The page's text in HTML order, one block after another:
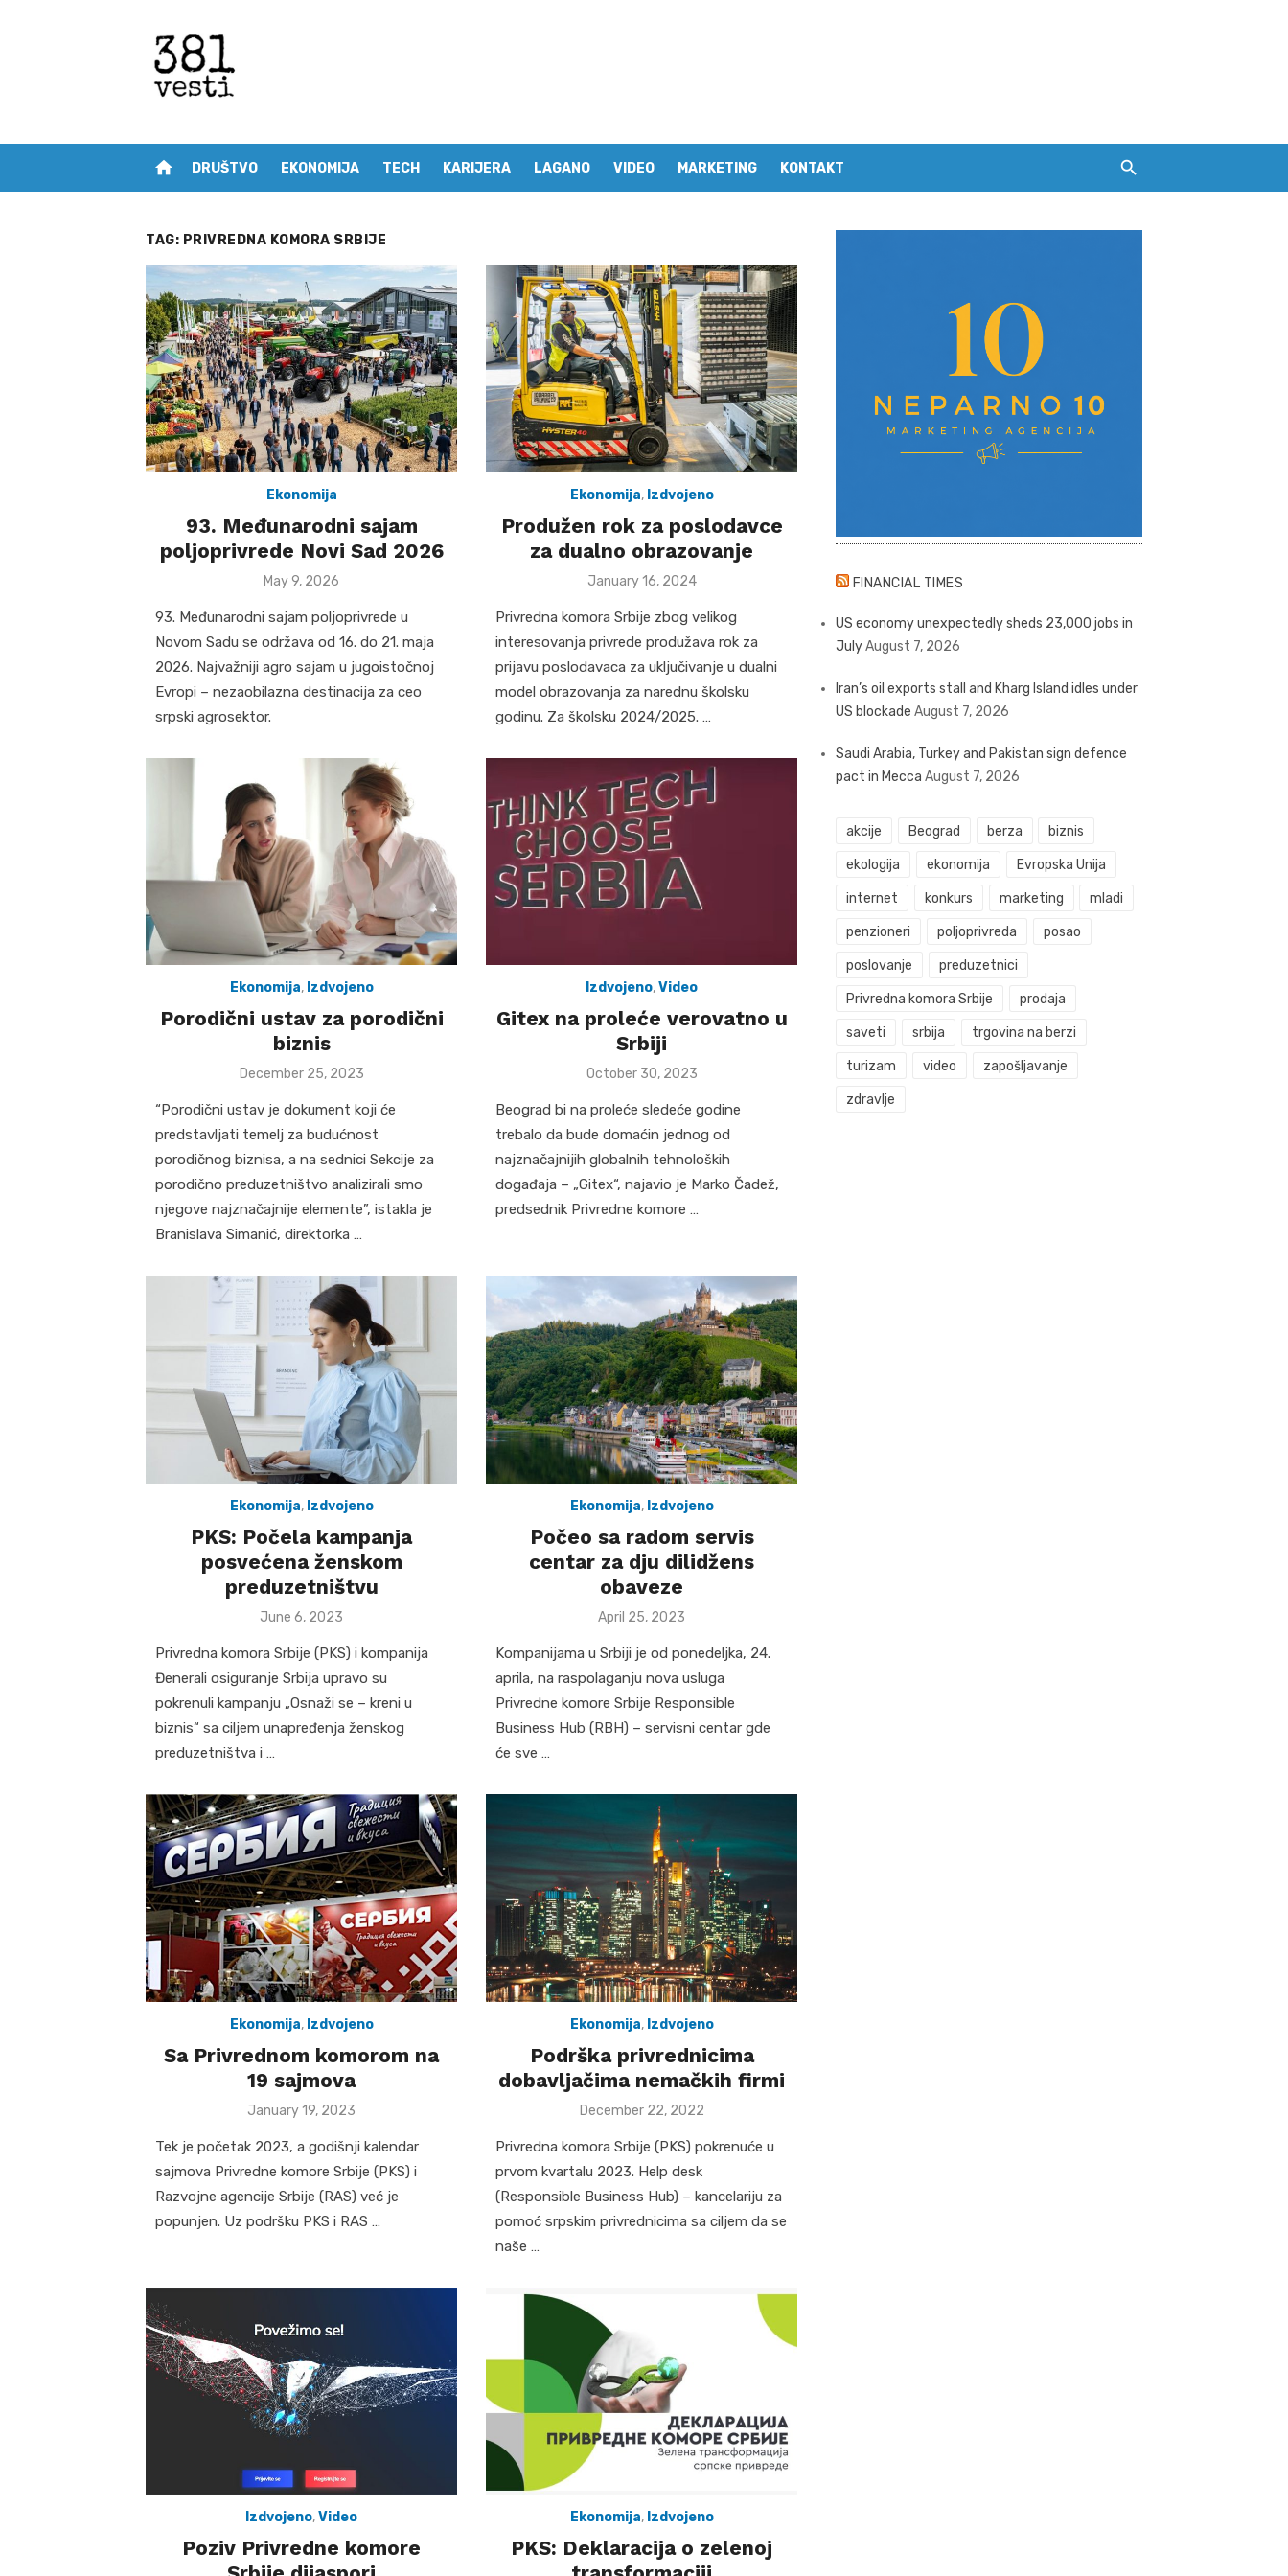
home DRUŠTVO EKONOMIJA TECH KARIJERA LAGANO VIDEO MARKETING KONTAKT
TAG: PRIVREDNA KOMORA SRBIJE
Ekonomija
93. Međunarodni sajam
poljoprivrede Novi Sad 2026
Posted
May 9, 2026
93. Međunarodni sajam poljoprivrede u
Novom Sadu se održava od 16. do 21. maja
2026. Najvažniji agro sajam u jugoistočnoj
Evropi – nezaobilazna destinacija za ceo
srpski agrosektor.
Ekonomija, Izdvojeno
Produžen rok za poslodavce
za dualno obrazovanje
Posted
January 16, 2024
Privredna komora Srbije zbog velikog
interesovanja privrede produžava rok za
prijavu poslodavaca za uključivanje u dualni
model obrazovanja za narednu školsku
godinu. Za školsku 2024/2025. …
Ekonomija, Izdvojeno
Porodični ustav za porodični
biznis
Posted
December 25, 2023
“Porodični ustav je dokument koji će
predstavljati temelj za budućnost
porodičnog biznisa, a na sednici Sekcije za
porodično preduzetništvo analizirali smo
njegove najznačajnije elemente”, istakla je
Branislava Simanić, direktorka …
Izdvojeno,Video
Gitex na proleće verovatno u
Srbiji
Posted
October 30, 2023
Beograd bi na proleće sledeće godine
trebalo da bude domaćin jednog od
najznačajnijih globalnih tehnoloških
događaja – „Gitex“, najavio je Marko Čadež,
predsednik Privredne komore …
Ekonomija, Izdvojeno
PKS: Počela kampanja
posvećena ženskom
preduzetništvu
Posted
June 6, 2023
Privredna komora Srbije (PKS) i kompanija
Đenerali osiguranje Srbija upravo su
pokrenuli kampanju „Osnaži se – kreni u
biznis“ sa ciljem unapređenja ženskog
preduzetništva i …
Ekonomija, Izdvojeno
Počeo sa radom servis
centar za dju dilidžens
obaveze
Posted
April 25, 2023
Kompanijama u Srbiji je od ponedeljka, 24.
aprila, na raspolaganju nova usluga
Privredne komore Srbije Responsible
Business Hub (RBH) – servisni centar gde
će sve …
Ekonomija, Izdvojeno
Sa Privrednom komorom na
19 sajmova
Posted
January 19, 2023
Tek je početak 2023, a godišnji kalendar
sajmova Privredne komore Srbije (PKS) i
Razvojne agencije Srbije (RAS) već je
popunjen. Uz podršku PKS i RAS …
Ekonomija, Izdvojeno
Podrška privrednicima
dobavljačima nemačkih firmi
Posted
December 22, 2022
Privredna komora Srbije (PKS) pokrenuće u
prvom kvartalu 2023. Help desk
(Responsible Business Hub) – kancelariju za
pomoć srpskim privrednicima sa ciljem da se
naše …
Izdvojeno,Video
Poziv Privredne komore
Ekonomija, Izdvojeno
PKS: Deklaracija o zelenoj
FINANCIAL TIMES
US economy unexpectedly sheds 23,000 jobs in
JulyAugust 7, 2026
Iran’s oil exports stall and Kharg Island idles under
US blockade August 7, 2026
Saudi Arabia, Turkey and Pakistan sign defence
pact in Mecca August 7, 2026
akcije Beograd berza biznis
ekologija ekonomija Evropska Unija
internet konkurs marketing mladi
penzioneri poljoprivreda posao
poslovanje preduzetnici
Privredna komora Srbije prodaja
saveti srbija trgovina na berzi
turizam video zapošljavanje
zdravlje